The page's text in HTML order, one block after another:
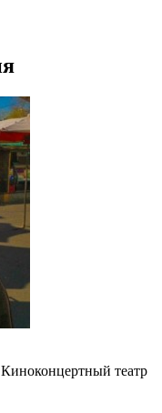
Киноконцертный театр